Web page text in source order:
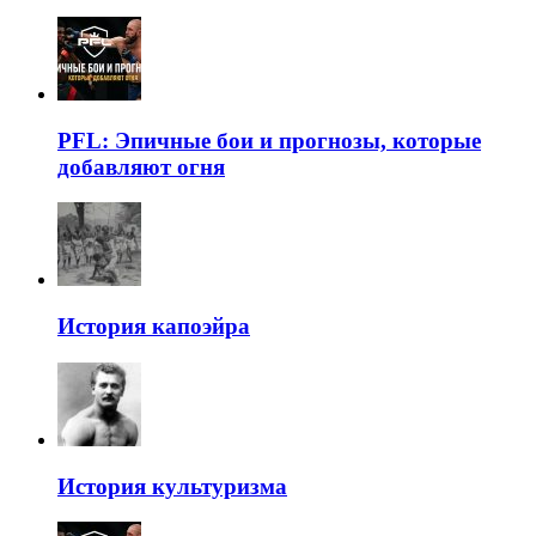
PFL: Эпичные бои и прогнозы, которые
добавляют огня
История капоэйра
История культуризма